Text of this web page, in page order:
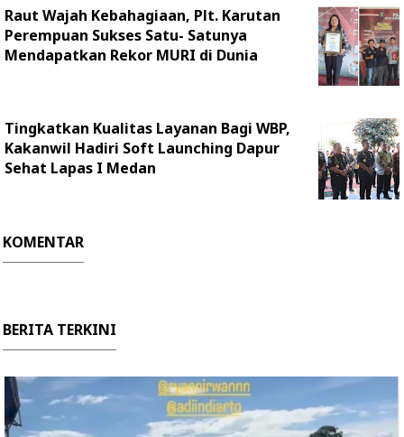
Raut Wajah Kebahagiaan, Plt. Karutan
Perempuan Sukses Satu- Satunya
Mendapatkan Rekor MURI di Dunia
Tingkatkan Kualitas Layanan Bagi WBP,
Kakanwil Hadiri Soft Launching Dapur
Sehat Lapas I Medan
KOMENTAR
BERITA TERKINI